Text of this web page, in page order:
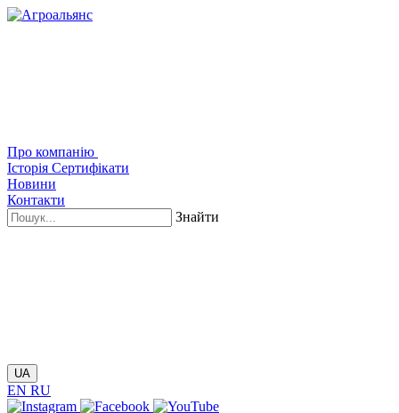
Про компанію
Історія Сертифікати
Новини
Контакти
Знайти
UA
EN RU